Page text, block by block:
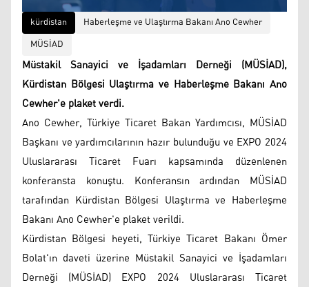
kürdistan
Haberleşme ve Ulaştırma Bakanı Ano Cewher
MÜSİAD
Müstakil Sanayici ve İşadamları Derneği (MÜSİAD),
Kürdistan Bölgesi Ulaştırma ve Haberleşme Bakanı Ano
Cewher'e plaket verdi.
Ano Cewher, Türkiye Ticaret Bakan Yardımcısı, MÜSİAD
Başkanı ve yardımcılarının hazır bulunduğu ve EXPO 2024
Uluslararası Ticaret Fuarı kapsamında düzenlenen
konferansta konuştu. Konferansın ardından MÜSİAD
tarafından Kürdistan Bölgesi Ulaştırma ve Haberleşme
Bakanı Ano Cewher'e plaket verildi.
Kürdistan Bölgesi heyeti, Türkiye Ticaret Bakanı Ömer
Bolat'ın daveti üzerine Müstakil Sanayici ve İşadamları
Derneği (MÜSİAD) EXPO 2024 Uluslararası Ticaret